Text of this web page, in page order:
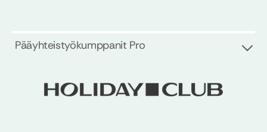
Pääyhteistyökumppanit Pro